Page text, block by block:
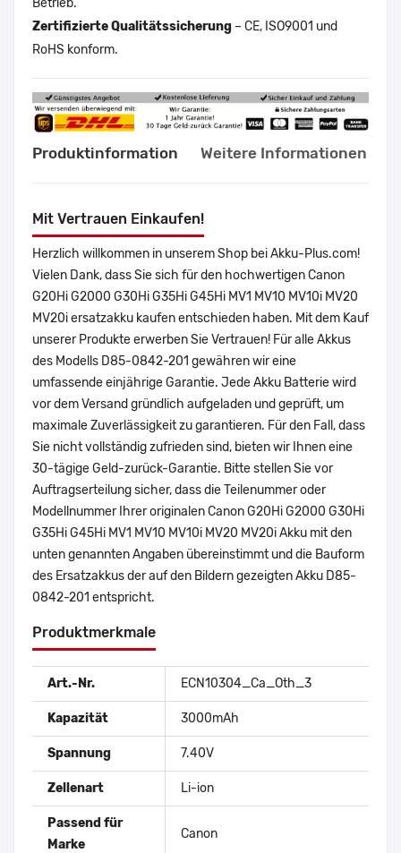
Zertifizierte Qualitätssicherung – CE, ISO9001 und
RoHS konform.
Produktinformation Weitere Informationen
Mit Vertrauen Einkaufen!
Herzlich willkommen in unserem Shop bei Akku-Plus.com!
Vielen Dank, dass Sie sich für den hochwertigen Canon
G20Hi G2000 G30Hi G35Hi G45Hi MV1 MV10 MV10i MV20
MV20i ersatzakku kaufen entschieden haben. Mit dem Kauf
unserer Produkte erwerben Sie Vertrauen! Für alle Akkus
des Modells D85-0842-201 gewähren wir eine
umfassende einjährige Garantie. Jede Akku Batterie wird
vor dem Versand gründlich aufgeladen und geprüft, um
maximale Zuverlässigkeit zu garantieren. Für den Fall, dass
Sie nicht vollständig zufrieden sind, bieten wir Ihnen eine
30-tägige Geld-zurück-Garantie. Bitte stellen Sie vor
Auftragserteilung sicher, dass die Teilenummer oder
Modellnummer Ihrer originalen Canon G20Hi G2000 G30Hi
G35Hi G45Hi MV1 MV10 MV10i MV20 MV20i Akku mit den
unten genannten Angaben übereinstimmt und die Bauform
des Ersatzakkus der auf den Bildern gezeigten Akku D85-
0842-201 entspricht.
Produktmerkmale
Art.-Nr. ECN10304_Ca_Oth_3
Kapazität 3000mAh
Spannung 7.40V
Zellenart Li-ion
Passend für
Marke
Canon